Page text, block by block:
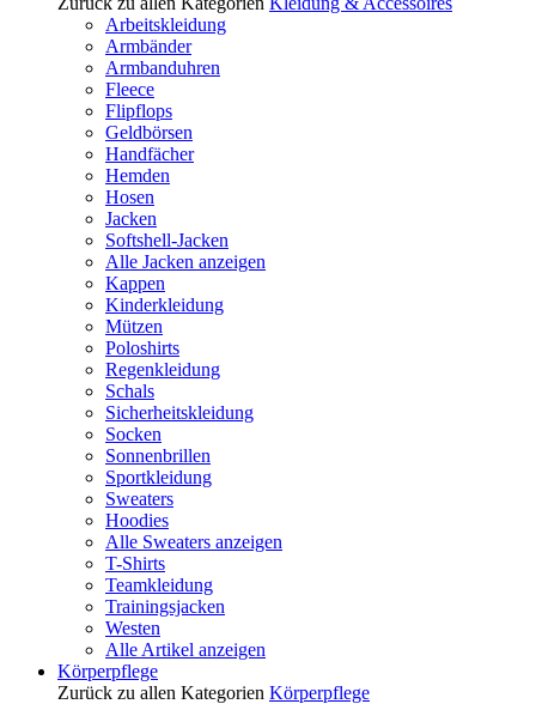
Arbeitskleidung
Armbänder
Armbanduhren
Fleece
Flipflops
Geldbörsen
Handfächer
Hemden
Hosen
Jacken
Softshell-Jacken
Alle Jacken anzeigen
Kappen
Kinderkleidung
Mützen
Poloshirts
Regenkleidung
Schals
Sicherheitskleidung
Socken
Sonnenbrillen
Sportkleidung
Sweaters
Hoodies
Alle Sweaters anzeigen
T-Shirts
Teamkleidung
Trainingsjacken
Westen
Alle Artikel anzeigen
Körperpflege
Zurück zu allen Kategorien Körperpflege